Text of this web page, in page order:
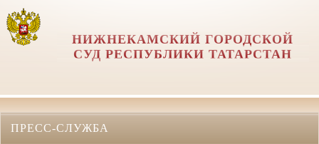
НИЖНЕКАМСКИЙ ГОРОДСКОЙ
СУД РЕСПУБЛИКИ ТАТАРСТАН
ПРЕСС-СЛУЖБА